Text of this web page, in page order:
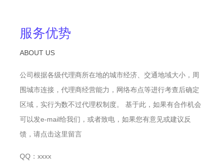
服务优势
ABOUT US
公司根据各级代理商所在地的城市经济、交通地域大小，周
围城市连接，代理商经营能力，网络布点等进行考查后确定
区域，实行为数不过代理权制度。 基于此，如果有合作机会
可以发e-mail给我们，或者致电，如果您有意见或建议反
馈，请点击这里留言
QQ：xxxx